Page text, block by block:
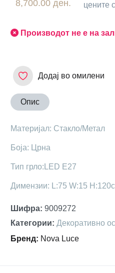
8,700.00 ден. цените
Производот не е на
Додај во омилени
Опис
Maтеријал: Стакло/Метал
Боја: Црнa
Тип грло:LED E27
Димензии: L:75 W:15
Шифра: 9009272
Категории: Декоративно
Бренд: Nova Luce